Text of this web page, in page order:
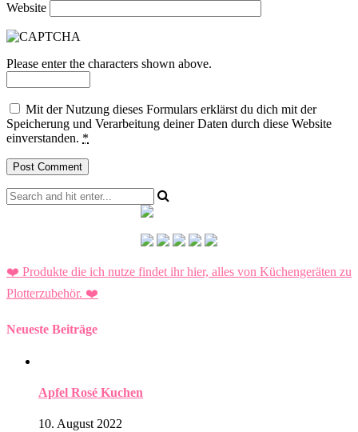
Website
Please enter the characters shown above.
Mit der Nutzung dieses Formulars erklärst du dich mit der
Speicherung und Verarbeitung deiner Daten durch diese Website
einverstanden. *
❤️ Produkte die ich nutze findet ihr hier, alles von Küchengeräten zu
Plotterzubehör. ❤️
Neueste Beiträge
Apfel Rosé Kuchen
10. August 2022